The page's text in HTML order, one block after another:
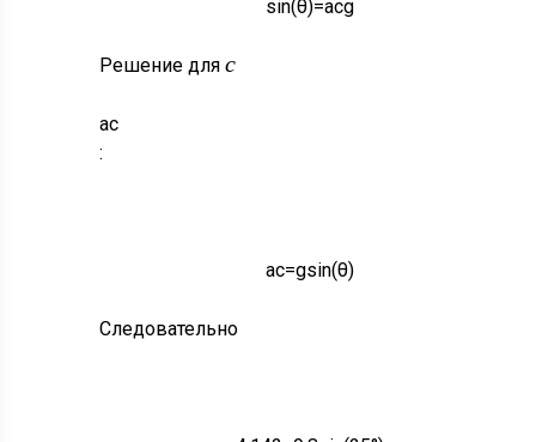
sin(θ)=acg
Решение дляc
ac
:
ac=gsin(θ)
Следовательно